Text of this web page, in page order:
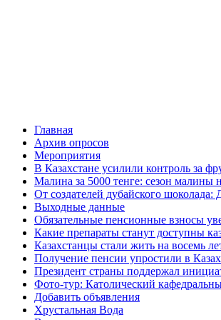
Главная
Архив опросов
Мероприятия
В Казахстане усилили контроль за
Малина за 5000 тенге: сезон малины
От создателей дубайского
Выходные данные
Обязательные пенсионные взносы
Какие препараты станут доступны
Казахстанцы стали жить на восемь
Получение пенсии упростили в
Президент страны поддержал
Фото-тур: Католический
Добавить объявления
Хрустальная Вода